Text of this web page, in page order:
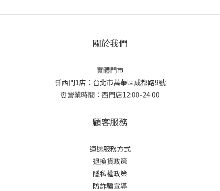
關於我們
實體門市
🛒西門1店：台北市萬華區成都路9號
⏰營業時間：西門店12:00-24:00
顧客服務
運送服務方式
退換貨政策
隱私權政策
防詐騙宣導